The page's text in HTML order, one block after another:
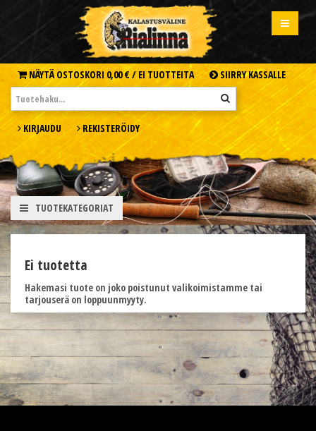
NÄYTÄ OSTOSKORI 0,00 € / EI TUOTTEITA SIIRRY KASSALLE
KIRJAUDU REKISTERÖIDY
TUOTEKATEGORIAT
Ei tuotetta
Hakemasi tuote on joko poistunut valikoimistamme tai
tarjouserä on loppuunmyyty.